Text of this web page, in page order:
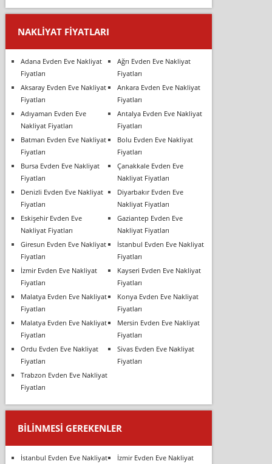
NAKLIYAT FIYATLARI
Adana Evden Eve Nakliyat
Fiyatları
Ağrı Evden Eve Nakliyat
Fiyatları
Aksaray Evden Eve Nakliyat
Fiyatları
Ankara Evden Eve Nakliyat
Fiyatları
Adıyaman Evden Eve
Nakliyat Fiyatları
Antalya Evden Eve Nakliyat
Fiyatları
Batman Evden Eve Nakliyat
Fiyatları
Bolu Evden Eve Nakliyat
Fiyatları
Bursa Evden Eve Nakliyat
Fiyatları
Çanakkale Evden Eve
Nakliyat Fiyatları
Denizli Evden Eve Nakliyat
Fiyatları
Diyarbakır Evden Eve
Nakliyat Fiyatları
Eskişehir Evden Eve
Nakliyat Fiyatları
Gaziantep Evden Eve
Nakliyat Fiyatları
Giresun Evden Eve Nakliyat
Fiyatları
İstanbul Evden Eve Nakliyat
Fiyatları
İzmir Evden Eve Nakliyat
Fiyatları
Kayseri Evden Eve Nakliyat
Fiyatları
Malatya Evden Eve Nakliyat
Fiyatları
Konya Evden Eve Nakliyat
Fiyatları
Malatya Evden Eve Nakliyat
Fiyatları
Mersin Evden Eve Nakliyat
Fiyatları
Ordu Evden Eve Nakliyat
Fiyatları
Sivas Evden Eve Nakliyat
Fiyatları
Trabzon Evden Eve Nakliyat
Fiyatları
BILINMESI GEREKENLER
İstanbul Evden Eve Nakliyat
İzmir Evden Eve Nakliyat